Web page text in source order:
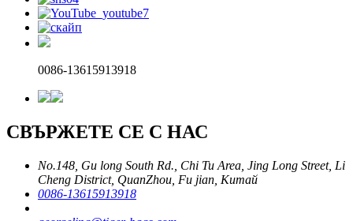
0086-13615913918
СВЪРЖЕТЕ СЕ С НАС
No.148, Gu long South Rd., Chi Tu Area, Jing Long Street, Li
Cheng District, QuanZhou, Fu jian, Китай
0086-13615913918